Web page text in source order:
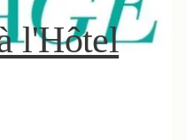
l'Hôtel